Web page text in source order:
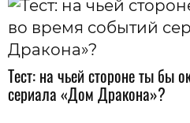
Тест: на чьей стороне ты бы
сериала «Дом Дракона»?